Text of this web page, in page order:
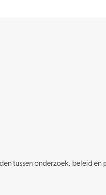
tussen onderzoek, beleid en